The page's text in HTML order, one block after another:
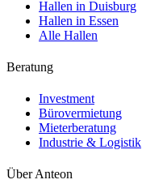
Hallen in Duisburg
Hallen in Essen
Alle Hallen
Beratung
Investment
Bürovermietung
Mieterberatung
Industrie & Logistik
Über Anteon